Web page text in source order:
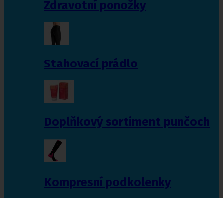
Zdravotní ponožky
Stahovací prádlo
Doplňkový sortiment punčoch
Kompresní podkolenky